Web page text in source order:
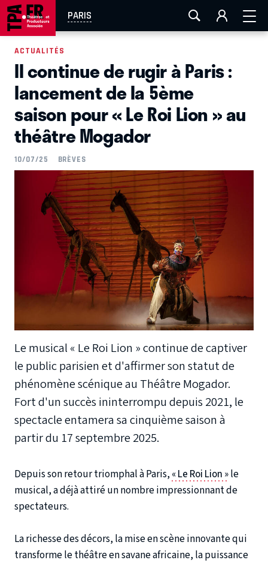
PARIS
AIX-MARSEILLE LA ROCHELLE
EN TOURNÉE
ACTUALITÉS
Il continue de rugir à Paris :
lancement de la 5ème
saison pour « Le Roi Lion » au
théâtre Mogador
10/07/25 BRÈVES
Le musical « Le Roi Lion » continue de captiver
le public parisien et d'affirmer son statut de
phénomène scénique au Théâtre Mogador.
Fort d'un succès ininterrompu depuis 2021, le
spectacle entamera sa cinquième saison à
partir du 17 septembre 2025.
Depuis son retour triomphal à Paris, « Le Roi Lion »le
musical, a déjà attiré un nombre impressionnant de
spectateurs.
La richesse des décors, la mise en scène innovante qui
transforme le théâtre en savane africaine, la puissance